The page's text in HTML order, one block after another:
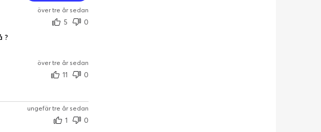
över tre år sedan
5
0
?
över tre år sedan
11
0
ungefär tre år sedan
1
0